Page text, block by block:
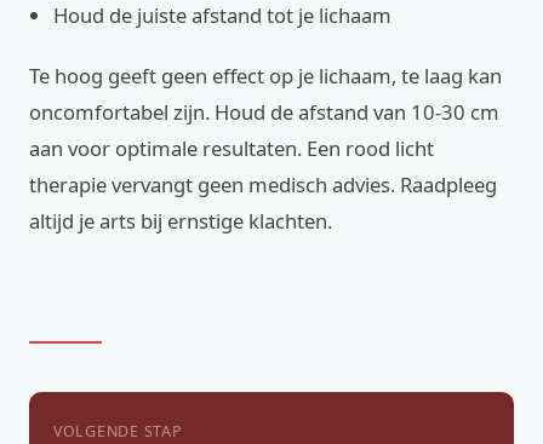
Houd de juiste afstand tot je lichaam
Te hoog geeft geen effect op je lichaam, te laag kan
oncomfortabel zijn. Houd de afstand van 10-30 cm
aan voor optimale resultaten. Een rood licht
therapie vervangt geen medisch advies. Raadpleeg
altijd je arts bij ernstige klachten.
VOLGENDE STAP